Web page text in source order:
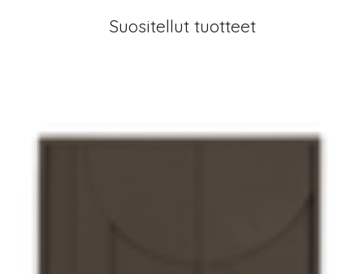
Suositellut tuotteet